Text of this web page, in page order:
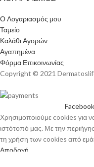
Ο Λογαριασμός μου
Ταμείο
Καλάθι Αγορών
Αγαπημένα
Φόρμα Επικοινωνίας
Copyright © 2021
Facebook
Χρησιμοποιούμε cookies για
ιστότοπό μας. Με την
τη χρήση των cookies από
Αποδοχή